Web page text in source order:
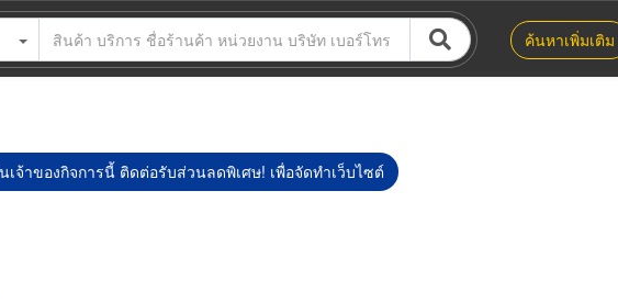
ค้นหาเพิ่มเติม
จ้าของกิจการนี้ ติดต่อรับส่วนลดพิเศษ! เพื่อจัดทำเว็บไซต์